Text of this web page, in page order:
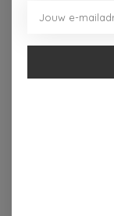
zaterdag 10u -
Categorieën